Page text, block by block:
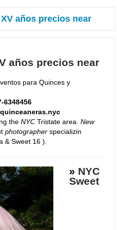
años precios near
años precios near
para Quinces y
6348456
theNYC Tristate area.New
photographer specializin
& Sweet 16 ).
» NYC
Sweet